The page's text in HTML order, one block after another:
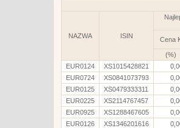
NAZWA ISIN Cena
(%)
EUR0124
XS1015428821
EUR0724
XS0841073793
EUR0125
XS0479333311
EUR0225
XS2114767457
EUR0925
XS1288467605
EUR0126
XS1346201616